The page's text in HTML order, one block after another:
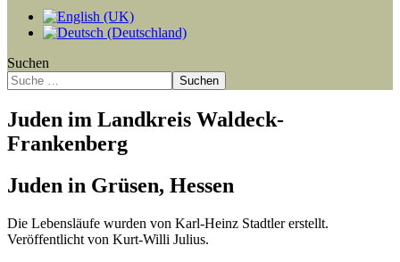
Suchen
Suchen
Juden im Landkreis Waldeck-
Frankenberg
Juden in Grüsen, Hessen
Die Lebensläufe wurden von Karl-Heinz Stadtler erstellt.
Veröffentlicht von Kurt-Willi Julius.